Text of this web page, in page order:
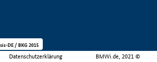
Datenschutzerklärung BMWi.de, 2021 ©
DE / BKG 2015